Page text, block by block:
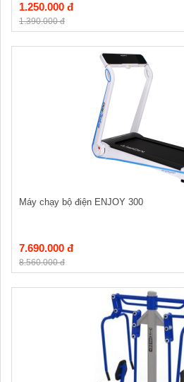
1.250.000 đ
1.390.000 đ
Máy chạy bộ điện ENJOY 300
7.690.000 đ
8.560.000 đ